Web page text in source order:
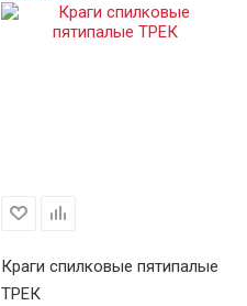
Краги спилковые пятипалые
ТРЕК